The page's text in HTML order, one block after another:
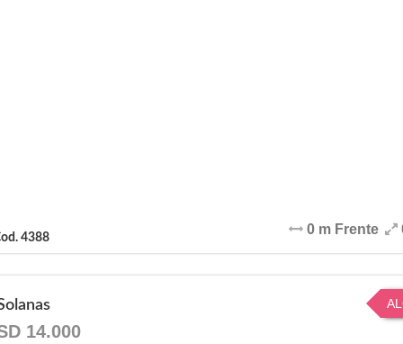
4388
0 m Frente
14.000